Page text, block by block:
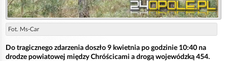
Fot. Ms-Car
Do tragicznego zdarzenia doszło 9 kwietnia po godzinie 10:40 na
drodze powiatowej między Chróścicami a drogą wojewódzką 454.